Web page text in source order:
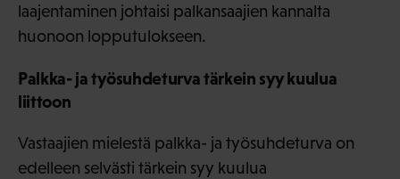
laajentaminen johtaisi palkansaajien kannalta
huonoon lopputulokseen.
Palkka- ja työsuhdeturva tärkein syy kuulua
liittoon
Vastaajien mielestä palkka- ja työsuhdeturva on
edelleen selvästi tärkein syy kuulua